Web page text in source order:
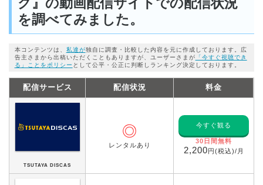
を調べてみました。
本コンテンツは、 私達が独自に調査・比較した内容を元に作成しております。広
告主さまから出稿いただくこともありますが、ユーザーさまが 「今すぐ視聴でき
る」ことをポリシー として公平・公正に判断しランキング決定しております。
配信サービス 配信状況 料金
TSUTAYA DISCAS
◎
レンタルあり
今すぐ観る
30日間無料
2,200円(税込)/月